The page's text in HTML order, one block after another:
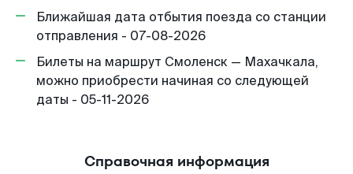
Ближайшая дата отбытия поезда со станции
отправления - 07-08-2026
Билеты на маршрут Смоленск — Махачкала,
можно приобрести начиная со следующей
даты - 05-11-2026
Справочная информация